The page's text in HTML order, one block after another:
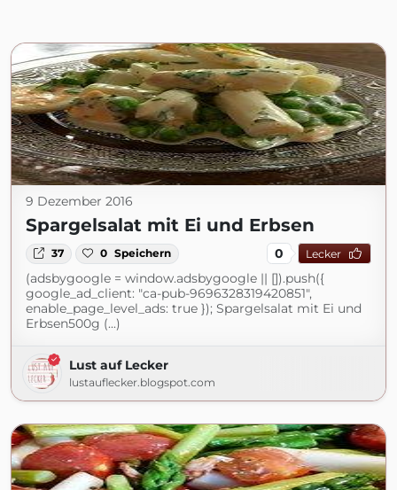
9 Dezember 2016
Spargelsalat mit Ei und Erbsen
37 0 Speichern 0 Lecker
(adsbygoogle = window.adsbygoogle || []).push({
google_ad_client: "ca-pub-9696328319420851",
enable_page_level_ads: true }); Spargelsalat mit Ei und
Erbsen500g (...)
Lust auf Lecker
lustauflecker.blogspot.com